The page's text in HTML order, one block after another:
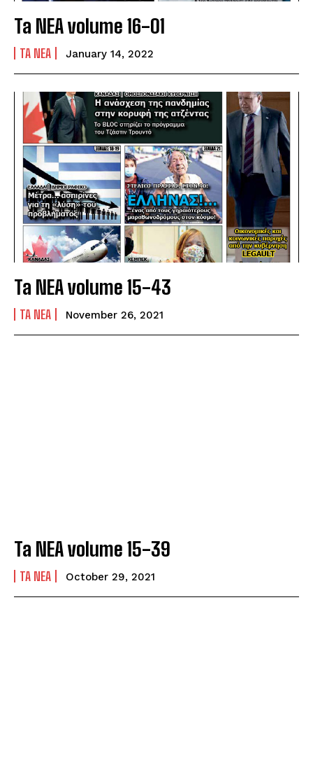
Ta NEA volume 16-01
TA NEA January 14, 2022
Ta NEA volume 15-43
TA NEA November 26, 2021
Ta NEA volume 15-39
TA NEA October 29, 2021